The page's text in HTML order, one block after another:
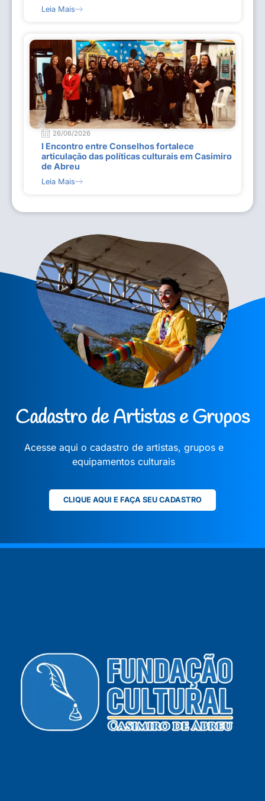
Leia Mais
26/06/2026
I Encontro entre Conselhos fortalece
articulação das políticas culturais em Casimiro
de Abreu
Leia Mais
Cadastro de Artistas e Grupos
Acesse aqui o cadastro de artistas, grupos e
equipamentos culturais
CLIQUE AQUI E FAÇA SEU CADASTRO